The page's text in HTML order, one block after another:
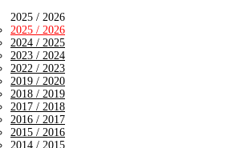
2025 / 2026
2025 / 2026
2024 / 2025
2023 / 2024
2022 / 2023
2019 / 2020
2018 / 2019
2017 / 2018
2016 / 2017
2015 / 2016
2014 / 2015